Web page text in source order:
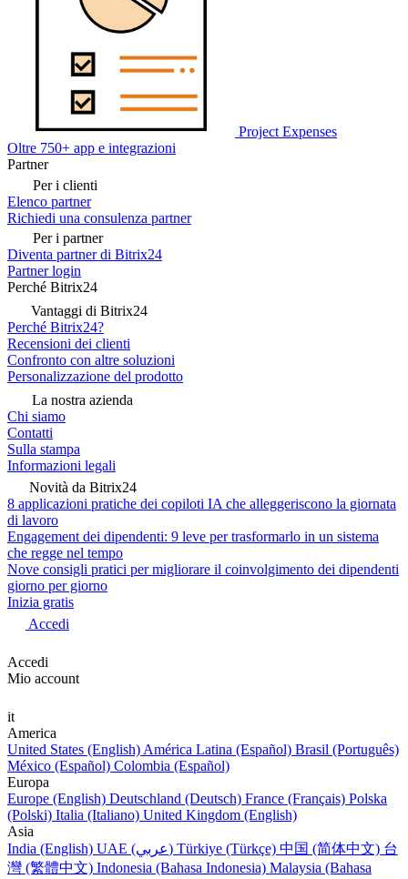
Project Expenses
Oltre 750+ app e integrazioni
Partner
Per i clienti
Elenco partner
Richiedi una consulenza partner
Per i partner
Diventa partner di Bitrix24
Partner login
Perché Bitrix24
Vantaggi di Bitrix24
Perché Bitrix24?
Recensioni dei clienti
Confronto con altre soluzioni
Personalizzazione del prodotto
La nostra azienda
Chi siamo
Contatti
Sulla stampa
Informazioni legali
Novità da Bitrix24
8 applicazioni pratiche dei copiloti IA che alleggeriscono la giornata
di lavoro
Engagement dei dipendenti: 9 leve per trasformarlo in un sistema
che regge nel tempo
Nove consigli pratici per migliorare il coinvolgimento dei dipendenti
giorno per giorno
Inizia gratis
Accedi
Accedi
Mio account
it
America
United States (English) América Latina (Español) Brasil (Português)
México (Español) Colombia (Español)
Europa
Europe (English) Deutschland (Deutsch) France (Français) Polska
(Polski) Italia (Italiano) United Kingdom (English)
Asia
India (English)
UAE (عربي) Türkiye (Türkçe) 中国 (简体中文) 台
灣 (繁體中文) Indonesia (Bahasa Indonesia) Malaysia (Bahasa